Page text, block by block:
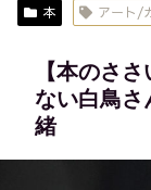
本 アート/
【本のさ
ない白鳥さ
緒